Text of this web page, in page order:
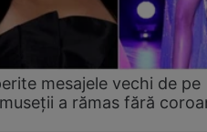
mesajele vechi de pe
a rămas fără